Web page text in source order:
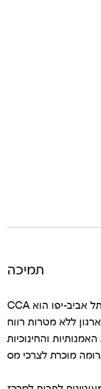
תמיכה
CCA תל אביב-יפו הוא
ארגון ללא מטרות רווח
והחינוכיות
מוכרת לצרכי מס